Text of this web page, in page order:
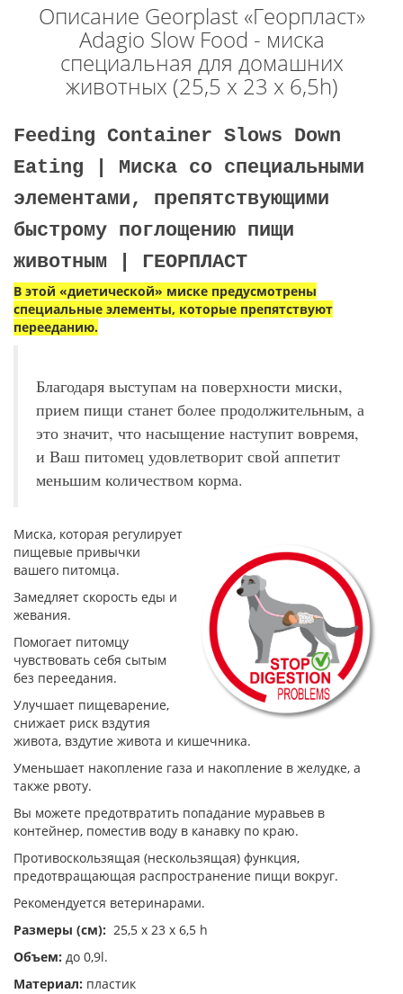
Описание Georplast «Георпласт»
Adagio Slow Food - миска
специальная для домашних
животных (25,5 x 23 x 6,5h)
Feeding Container Slows Down
Eating | Миска со специальными
элементами, препятствующими
быстрому поглощению пищи
животным | ГЕОРПЛАСТ
В этой «диетической» миске предусмотрены
специальные элементы, которые препятствуют
перееданию.
Благодаря выступам на поверхности миски,
прием пищи станет более продолжительным, а
это значит, что насыщение наступит вовремя,
и Ваш питомец удовлетворит свой аппетит
меньшим количеством корма.
Миска, которая регулирует
пищевые привычки
вашего питомца.
Замедляет скорость еды и
жевания.
Помогает питомцу
чувствовать себя сытым
без переедания.
Улучшает пищеварение,
снижает риск вздутия
живота, вздутие живота и кишечника.
Уменьшает накопление газа и накопление в желудке, а
также рвоту.
Вы можете предотвратить попадание муравьев в
контейнер, поместив воду в канавку по краю.
Противоскользящая (нескользящая) функция,
предотвращающая распространение пищи вокруг.
Рекомендуется ветеринарами.
Размеры (см): 25,5 x 23 x 6,5 h
Объем: до 0,9l.
Материал: пластик